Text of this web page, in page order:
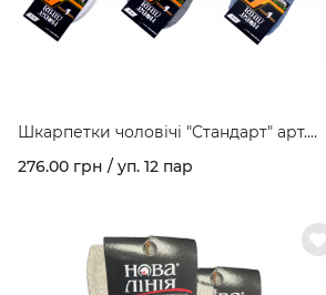
Шкарпетки чоловічі "Стандарт" арт.
276.00 грн / уп. 12 пар